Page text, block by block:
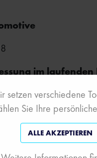
im laufenden
sensorlose
Elektronik automotive 11-
setzen verschiedene
Sie Ihre
ALLE AKZEPTIEREN